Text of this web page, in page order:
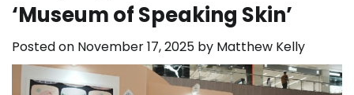
‘Museum of Speaking Skin’
Posted on November 17, 2025 by Matthew Kelly